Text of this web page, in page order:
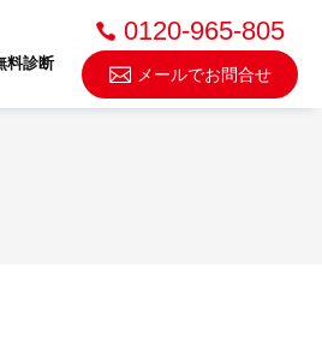
料診断
0120-965-805
メールでお問合せ